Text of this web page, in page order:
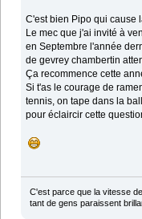
C'est bien Pipo qui cause
Le mec que j'ai invité à
en Septembre l'année
de gevrey chambertin
Ça recommence cette
Si t'as le courage de
tennis, on tape dans la
pour éclaircir cette
C'est parce que la vitesse
tant de gens paraissent